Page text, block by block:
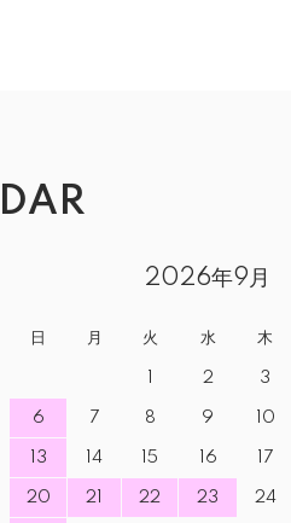
2026年9月
日 月 火 水 木
2 3
6 7 8 9 10
13 14 15 16 17
20 21 22 23 24